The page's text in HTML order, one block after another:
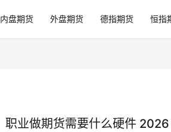
内盘期货 外盘期货 德指期货 恒指
职业做期货需要什么硬件